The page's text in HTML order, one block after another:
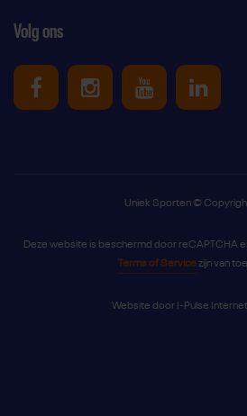
Volg ons
Uniek Sporten op
Uniek Sporten
Uniek
Uniek Sporten ©
Deze website is beschermd door reCAPTCHA
Terms of Servicezijn van
Website door I-Pulse